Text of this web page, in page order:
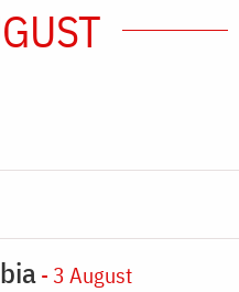
- 3 August